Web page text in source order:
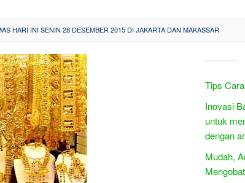
HARI INI SENIN 28 DESEMBER 2015 DI JAKARTA DAN MAKASSAR
Tips
Inovasi
untuk
dengan
Mudah,